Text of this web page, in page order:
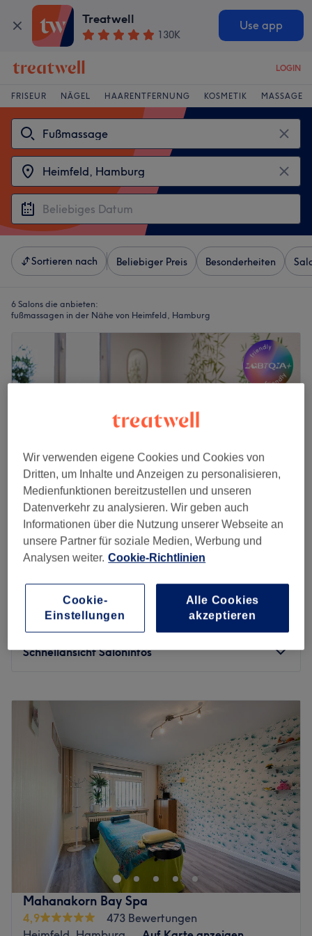
Treatwell
130K
Use app
LOGIN
FRISEUR NÄGEL HAARENTFERNUNG KOSMETIK MASSAGE
Sortieren nach Beliebiger Preis Besonderheiten
6 Salons die anbieten:
fußmassagen in der Nähe von Heimfeld, Hamburg
Massagen & Osteopathie bei Team Ihler
4,8
1812 Bewertungen
Harburg, Hamburg
Auf Karte anzeigen
Last Minute und Nebenzeiten
Intensiv-Fokus auf einen
Körperbereich
30 Min.
ab 30,75 €
Schnellansicht Saloninfos
Dienstag
Mittwoch
20:00
Donnerstag
07:00–20:00
Freitag
07:00 –20:30
Samstag
07:00– 20:00
Sonntag
Geschlossen
Die Praxis „Massage & Osteopathie bei Team Ihler“ in der
Lüneburger Straße 2, 21073 Hamburg-Harburg, lässt
seine Kunden aufatmen, löst Verspannungen und sorgt
auch auf der heilpraktischen Ebene mit Osteopathie für
die rundum Versorgung des Körpers.
Massage - Balsam für Seele und Körper:
Auch in der Großstadt lässt es sich entspannen - zum
Mahanakorn Bay Spa
4,9
473 Bewertungen
Wir verwenden eigene Cookies und Cookies von
Dritten, um Inhalte und Anzeigen zu personalisieren,
Medienfunktionen bereitzustellen und unseren
Datenverkehr zu analysieren. Wir geben auch
Informationen über die Nutzung unserer Webseite an
unsere Partner für soziale Medien, Werbung und
Analysen weiter. Cookie-Richtlinien
Cookie-
Einstellungen
Alle Cookies
akzeptieren